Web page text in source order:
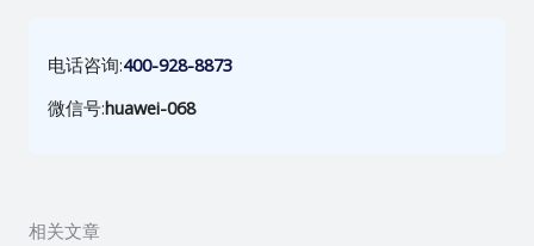
电话咨询:400-928-8873
微信号:huawei-068
相关文章